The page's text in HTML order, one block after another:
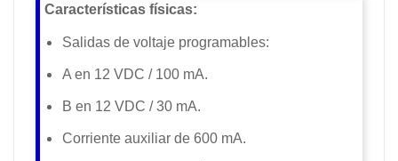
Características físicas:
Salidas de voltaje programables:
A en 12 VDC / 100 mA.
B en 12 VDC / 30 mA.
Corriente auxiliar de 600 mA.